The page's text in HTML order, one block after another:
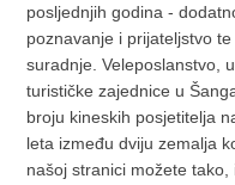
posljednjih godina -
poznavanje i prijateljstvo
suradnje. Veleposlanstvo,
turističke zajednice u
broju kineskih posjetitelja
leta između dviju zemalja
našoj stranici možete